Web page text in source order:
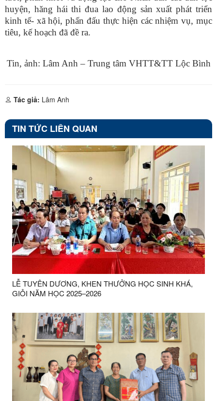
huyện, hăng hái thi đua lao động sản xuất phát triển
kinh tế- xã hội, phấn đấu thực hiện các nhiệm vụ, mục
tiêu, kế hoạch đã đề ra.
Tin, ảnh: Lâm Anh – Trung tâm VHTT&TT Lộc Bình
Tác giả: Lâm Anh
TIN TỨC LIÊN QUAN
LỄ TUYÊN DƯƠNG, KHEN THƯỞNG HỌC SINH KHÁ,
GIỎI NĂM HỌC 2025–2026